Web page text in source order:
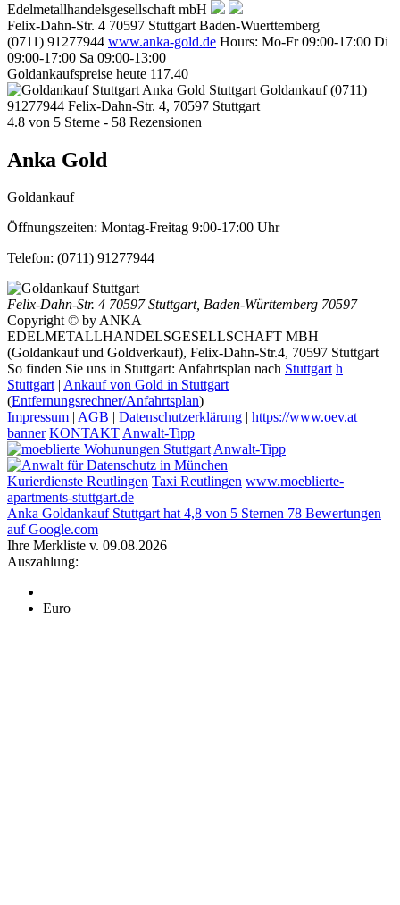
Edelmetallhandelsgesellschaft mbH
Felix-Dahn-Str. 4 70597 Stuttgart Baden-Wuerttemberg
(0711) 91277944 www.anka-gold.de Hours: Mo-Fr 09:00-17:00 Di
09:00-17:00 Sa 09:00-13:00
Goldankaufspreise heute 117.40
Anka Gold Stuttgart Goldankauf (0711)
91277944 Felix-Dahn-Str. 4, 70597 Stuttgart
4.8 von 5 Sterne - 58 Rezensionen
Anka Gold
Goldankauf
Öffnungszeiten: Montag-Freitag 9:00-17:00 Uhr
Telefon: (0711) 91277944
Felix-Dahn-Str. 4 70597 Stuttgart, Baden-Württemberg 70597
Copyright © by ANKA
EDELMETALLHANDELSGESELLSCHAFT MBH
(Goldankauf und Goldverkauf), Felix-Dahn-Str.4, 70597 Stuttgart
So finden Sie uns in Stuttgart: Anfahrtsplan nach Stuttgart h
Stuttgart| Ankauf von Gold in Stuttgart
(Entfernungsrechner/Anfahrtsplan)
Impressum | AGB | Datenschutzerklärung | https://www.oev.at
banner KONTAKTAnwalt-Tipp
Anwalt-Tipp
Kurierdienste Reutlingen Taxi Reutlingen www.moeblierte-
apartments-stuttgart.de
Anka Goldankauf Stuttgart hat4,8 von 5 Sternen 78 Bewertungen
auf Google.com
Ihre Merkliste v. 09.08.2026
Auszahlung:
Euro